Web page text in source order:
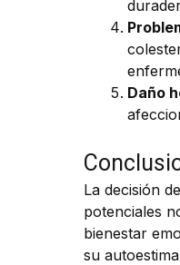
Daño
La decisión
potenciales
bienestar
su